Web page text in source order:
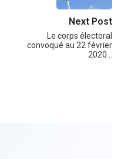
Next Post
Le corps électoral
convoqué au 22 février
2020…